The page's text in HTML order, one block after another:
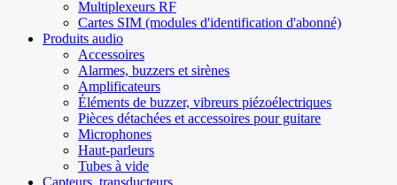
Multiplexeurs RF
Cartes SIM (modules d'identification d'abonné)
Produits audio
Accessoires
Alarmes, buzzers et sirènes
Amplificateurs
Éléments de buzzer, vibreurs piézoélectriques
Pièces détachées et accessoires pour guitare
Microphones
Haut-parleurs
Tubes à vide
Capteurs, transducteurs